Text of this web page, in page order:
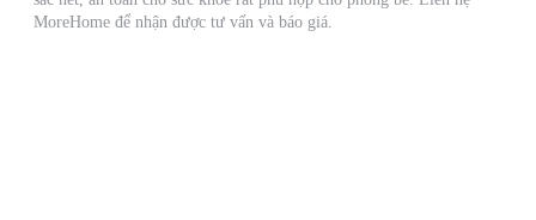
MoreHome để nhận được tư vấn và báo giá.